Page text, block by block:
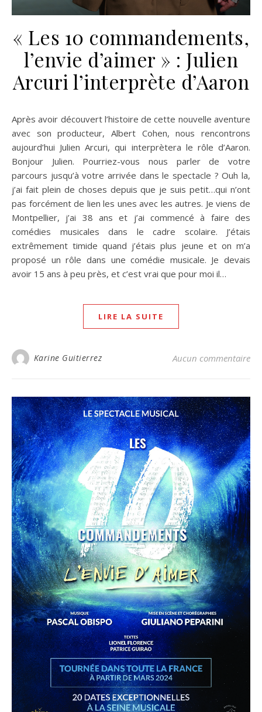
« Les 10 commandements,
l’envie d’aimer » : Julien
Arcuri l’interprète d’Aaron
Après avoir découvert l’histoire de cette nouvelle aventure
avec son producteur, Albert Cohen, nous rencontrons
aujourd’hui Julien Arcuri, qui interprètera le rôle d’Aaron.
Bonjour Julien. Pourriez-vous nous parler de votre
parcours jusqu’à votre arrivée dans le spectacle ? Ouh la,
j’ai fait plein de choses depuis que je suis petit…qui n’ont
pas forcément de lien les unes avec les autres. Je viens de
Montpellier, j’ai 38 ans et j’ai commencé à faire des
comédies musicales dans le cadre scolaire. J’étais
extrêmement timide quand j’étais plus jeune et on m’a
proposé un rôle dans une comédie musicale. Je devais
avoir 15 ans à peu près, et c’est vrai que pour moi il…
LIRE LA SUITE
Karine Guitierrez Aucun commentaire